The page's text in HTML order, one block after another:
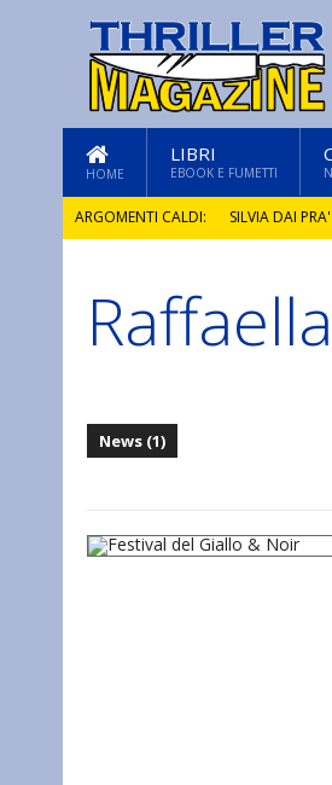
HOME
LIBRI
EBOOK E FUMETTI
ARGOMENTI CALDI: SILVIA DAI PRA'
GLI ANNI DI PIETRA
News (1)